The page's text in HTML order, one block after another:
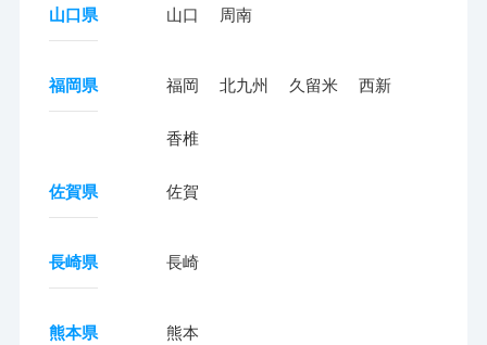
山口県 山口 周南
福岡県 福岡 北九州 久留米 西新
香椎
佐賀県 佐賀
長崎県 長崎
熊本県 熊本